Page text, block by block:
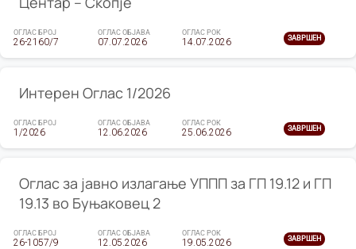
ОГЛАС БРОЈ
26-2160/7
ОГЛАС ОБЈАВА
07.07.2026
ОГЛАС РОК
14.07.2026 ЗАВРШЕН
Интерен Оглас 1/2026
ОГЛАС БРОЈ
1/2026
ОГЛАС ОБЈАВА
12.06.2026
ОГЛАС РОК
25.06.2026 ЗАВРШЕН
Оглас за јавно излагање УППП за ГП 19.12 и ГП
19.13 во Буњаковец 2
ОГЛАС БРОЈ
26-1057/9
ОГЛАС ОБЈАВА
12.05.2026
ОГЛАС РОК
19.05.2026 ЗАВРШЕН